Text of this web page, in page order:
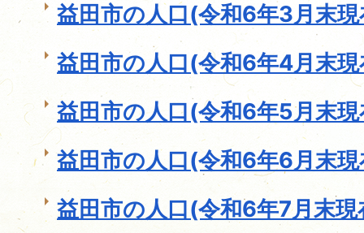
益田市の人口(令和6年3月末
益田市の人口(令和6年4月末
益田市の人口(令和6年5月末
益田市の人口(令和6年6月末
益田市の人口(令和6年7月末現